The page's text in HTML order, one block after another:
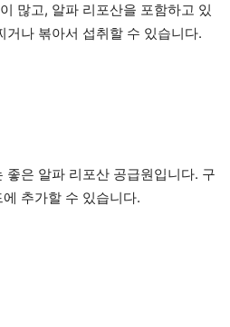
많고, 알파 리포산을 포함하고 있
거나 볶아서 섭취할 수 있습니다.
좋은 알파 리포산 공급원입니다. 구
추가할 수 있습니다.